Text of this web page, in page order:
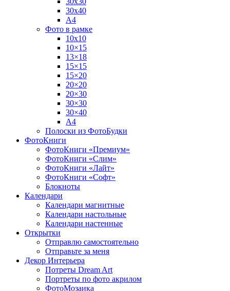
30х40
А4
Фото в рамке
10х10
10×15
13×18
15×15
15×20
20×20
20×30
30×30
30×40
A4
Полоски из ФотоБудки
ФотоКниги
ФотоКниги «Премиум»
ФотоКниги «Слим»
ФотоКниги «Лайт»
ФотоКниги «Софт»
Блокноты
Календари
Календари магнитные
Календари настольные
Календари настенные
Открытки
Отправлю самостоятельно
Отправьте за меня
Декор Интерьера
Потреты Dream Art
Портреты по фото акрилом
ФотоМозаика